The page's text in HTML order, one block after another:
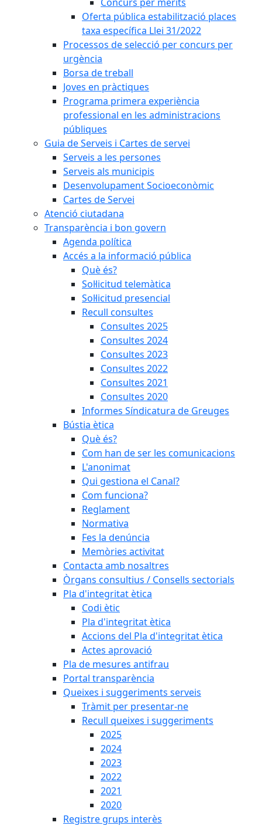
Oferta pública estabilització places
taxa específica Llei 31/2022
Processos de selecció per concurs per
urgència
Borsa de treball
Joves en pràctiques
Programa primera experiència
professional en les administracions
públiques
Guia de Serveis i Cartes de servei
Serveis a les persones
Serveis als municipis
Desenvolupament Socioeconòmic
Cartes de Servei
Atenció ciutadana
Transparència i bon govern
Agenda política
Accés a la informació pública
Què és?
Sol·licitud telemàtica
Sol·licitud presencial
Recull consultes
Consultes 2025
Consultes 2024
Consultes 2023
Consultes 2022
Consultes 2021
Consultes 2020
Informes Síndicatura de Greuges
Bústia ètica
Què és?
Com han de ser les comunicacions
L'anonimat
Qui gestiona el Canal?
Com funciona?
Reglament
Normativa
Fes la denúncia
Memòries activitat
Contacta amb nosaltres
Òrgans consultius / Consells sectorials
Pla d'integritat ètica
Codi ètic
Pla d'integritat ètica
Accions del Pla d'integritat ètica
Actes aprovació
Pla de mesures antifrau
Portal transparència
Queixes i suggeriments serveis
Tràmit per presentar-ne
Recull queixes i suggeriments
2025
2024
2023
2022
2021
2020
Registre grups interès